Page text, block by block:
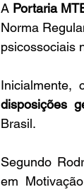
A Portaria
Norma
psicossociais
disposições
Brasil.
Segundo
em